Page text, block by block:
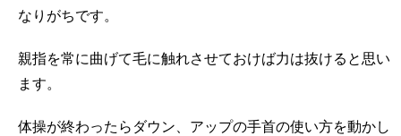
なりがちです。
親指を常に曲げて毛に触れさせておけば力は抜けると思い
ます。
体操が終わったらダウン、アップの手首の使い方を動かし